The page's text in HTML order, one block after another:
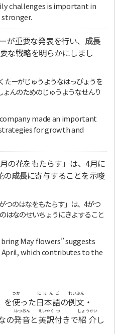
challenges is important in
が重要な発表を行い、 成長
な戦略を明らかにしまし
たーがじゅうようなはっぴょうを
んのためのじゅうようなせんり
made an important
for growth and
の花をもたらす」は、4月に
の成長に寄与することを示唆
つのはなをもたらす」は、4がつ
はなのせいちょうにきよすること
May flowers” suggests
which contributes to the
を使
つか
った日本語
にほんご
の例文
れいぶん
・
の発音
はつおん
と英訳
えいやく
付
つ
きで紹介
しょうかい
し